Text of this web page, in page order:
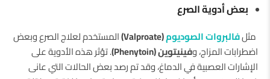
بعض أدوية الصرع
مثلفالبروات الصوديوم(Valproate)
المستخدم لعلاج الصرع وبعض
اضطرابات المزاج، وفينيتوين (Phenytoin)
. تؤثر هذه الأدوية على
الإشارات العصبية في الدماغ، وقد تم رصد بعض الحالات التي عانى